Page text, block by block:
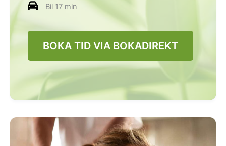
Bil 17 min
BOKA TID VIA BOKADIREKT